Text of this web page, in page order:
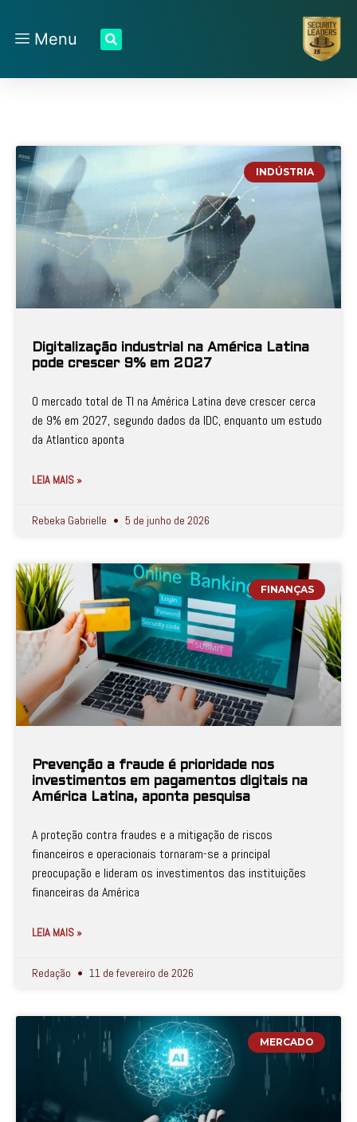
Menu
INDÚSTRIA
Digitalização industrial na América Latina
pode crescer 9% em 2027
O mercado total de TI na América Latina deve crescer cerca
de 9% em 2027, segundo dados da IDC, enquanto um estudo
da Atlantico aponta
LEIA MAIS »
Rebeka Gabrielle 5 de junho de 2026
FINANÇAS
Prevenção a fraude é prioridade nos
investimentos em pagamentos digitais na
América Latina, aponta pesquisa
A proteção contra fraudes e a mitigação de riscos
financeiros e operacionais tornaram-se a principal
preocupação e lideram os investimentos das instituições
financeiras da América
LEIA MAIS »
Redação 11 de fevereiro de 2026
MERCADO